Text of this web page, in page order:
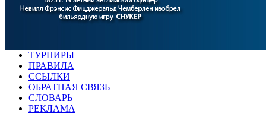
ТУРНИРЫ
ПРАВИЛА
ССЫЛКИ
ОБРАТНАЯ СВЯЗЬ
СЛОВАРЬ
РЕКЛАМА